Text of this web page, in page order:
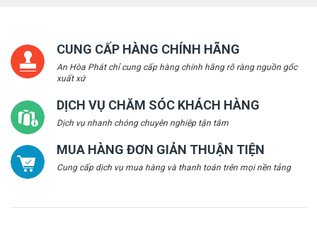
CUNG CẤP HÀNG CHÍNH HÃNG
An Hòa Phát chỉ cung cấp hàng chính hãng rõ ràng nguồn gốc
xuất xứ
DỊCH VỤ CHĂM SÓC KHÁCH HÀNG
Dịch vụ nhanh chóng chuyên nghiệp tận tâm
MUA HÀNG ĐƠN GIẢN THUẬN TIỆN
Cung cấp dịch vụ mua hàng và thanh toán trên mọi nền tảng